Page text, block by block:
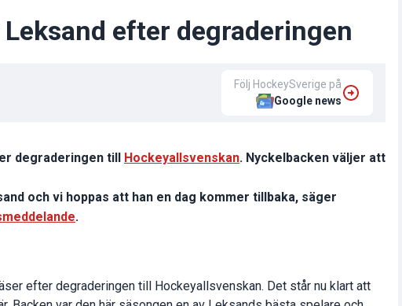
efter degraderingen
Följ HockeySverige på
Google news
degraderingen till Hockeyallsvenskan. Nyckelbacken väljer att
och vi hoppas att han en dag kommer tillbaka, säger
.
efter degraderingen till Hockeyallsvenskan. Det står nu klart att